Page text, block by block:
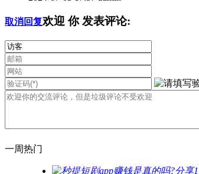
取消回复欢迎 你发表评论:
一周热门